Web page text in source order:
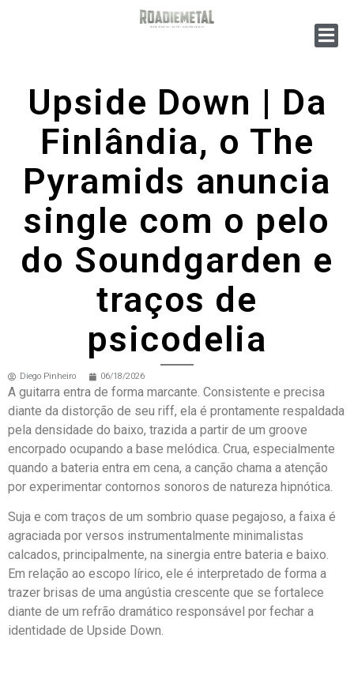
Upside Down | Da
Finlândia, o The
Pyramids anuncia
single com o pelo
do Soundgarden e
traços de
psicodelia
Diego Pinheiro 06/18/2026
A guitarra entra de forma marcante. Consistente e precisa
diante da distorção de seu riff, ela é prontamente respaldada
pela densidade do baixo, trazida a partir de um groove
encorpado ocupando a base melódica. Crua, especialmente
quando a bateria entra em cena, a canção chama a atenção
por experimentar contornos sonoros de natureza hipnótica.
Suja e com traços de um sombrio quase pegajoso, a faixa é
agraciada por versos instrumentalmente minimalistas
calcados, principalmente, na sinergia entre bateria e baixo.
Em relação ao escopo lírico, ele é interpretado de forma a
trazer brisas de uma angústia crescente que se fortalece
diante de um refrão dramático responsável por fechar a
identidade de Upside Down.